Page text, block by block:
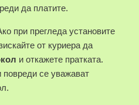
да платите.
при прегледа установите
от куриера да
и откажете пратката.
повреди се уважават